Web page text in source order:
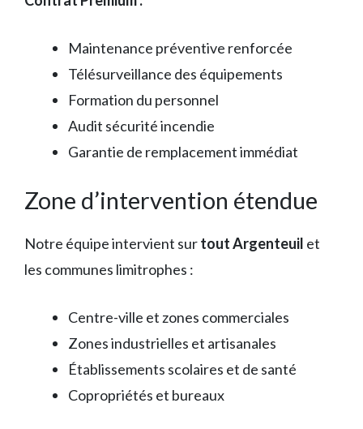
Maintenance préventive renforcée
Télésurveillance des équipements
Formation du personnel
Audit sécurité incendie
Garantie de remplacement immédiat
Zone d’intervention étendue
Notre équipe intervient surtout Argenteuil et
les communes limitrophes :
Centre-ville et zones commerciales
Zones industrielles et artisanales
Établissements scolaires et de santé
Copropriétés et bureaux